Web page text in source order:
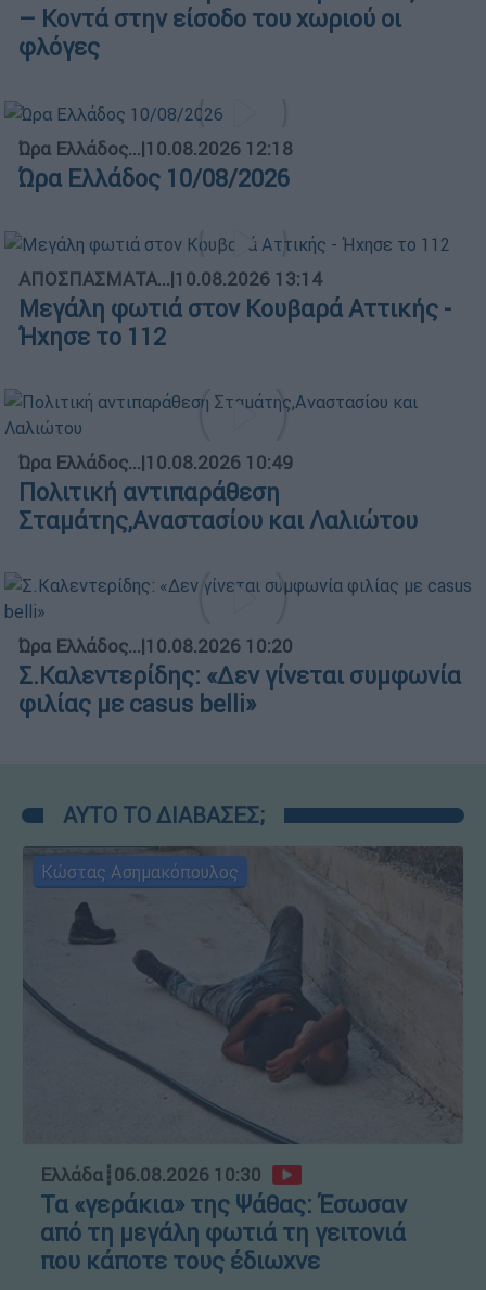
– Κοντά στην είσοδο του χωριού οι
φλόγες
Ώρα Ελλάδος...|10.08.2026 12:18
Ώρα Ελλάδος 10/08/2026
ΑΠΟΣΠΑΣΜΑΤΑ...|10.08.2026 13:14
Μεγάλη φωτιά στον Κουβαρά Αττικής -
Ήχησε το 112
Ώρα Ελλάδος...|10.08.2026 10:49
Πολιτική αντιπαράθεση
Σταμάτης,Αναστασίου και Λαλιώτου
Ώρα Ελλάδος...|10.08.2026 10:20
Σ.Καλεντερίδης: «Δεν γίνεται συμφωνία
φιλίας με casus belli»
ΑΥΤΟ ΤΟ ΔΙΑΒΑΣΕΣ;
Κώστας Ασημακόπουλος
Ελλάδα┋06.08.2026 10:30
Τα «γεράκια» της Ψάθας: Έσωσαν
από τη μεγάλη φωτιά τη γειτονιά
που κάποτε τους έδιωχνε